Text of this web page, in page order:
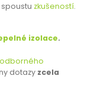
zkušeností.
izolace.
dotazy zcela